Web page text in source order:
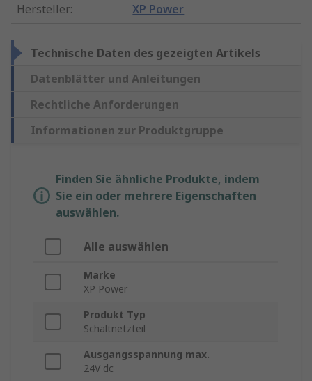
Hersteller: XP Power
Technische Daten des gezeigten Artikels
Datenblätter und Anleitungen
Rechtliche Anforderungen
Informationen zur Produktgruppe
Finden Sie ähnliche Produkte, indem
Sie ein oder mehrere Eigenschaften
auswählen.
Alle auswählen
Marke
XP Power
Produkt Typ
Schaltnetzteil
Ausgangsspannung max.
24V dc